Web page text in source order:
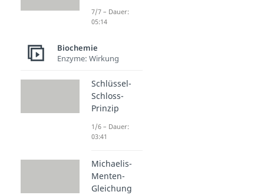
7/7 – Dauer:
05:14
Biochemie
Enzyme: Wirkung
Schlüssel-
Schloss-
Prinzip
1/6 – Dauer:
03:41
Michaelis-
Menten-
Gleichung